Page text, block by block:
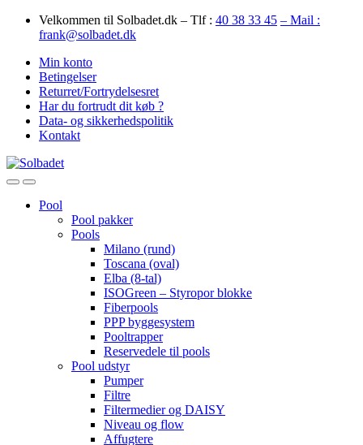
Skip
Skip
Velkommen til Solbadet.dk – Tlf : 40 38 33 45 – Mail :
frank@solbadet.dk
Min konto
Betingelser
Returret/Fortrydelsesret
Har du fortrudt dit køb ?
Data- og sikkerhedspolitik
Kontakt
OpenClose
Pool
Pool pakker
Pools
Milano (rund)
Toscana (oval)
Elba (8-tal)
ISOGreen – Styropor blokke
Fiberpools
PPP byggesystem
Pooltrapper
Reservedele til pools
Pool udstyr
Pumper
Filtre
Filtermedier og DAISY
Niveau og flow
Affugtere